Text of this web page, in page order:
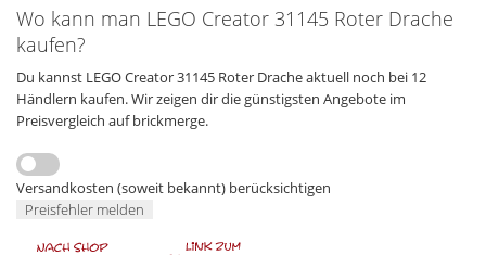
Wo kann man LEGO Creator 31145 Roter Drache
kaufen?
Du kannst LEGO Creator 31145 Roter Drache aktuell noch bei 12
Händlern kaufen. Wir zeigen dir die günstigsten Angebote im
Preisvergleich auf brickmerge.
Versandkosten (soweit bekannt) berücksichtigen
Preisfehler melden